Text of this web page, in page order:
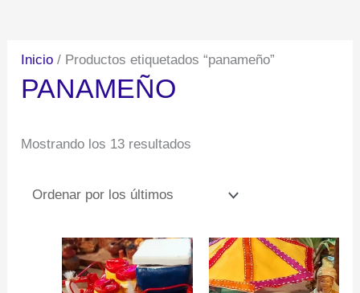
Inicio / Productos etiquetados “panameño”
PANAMEÑO
Mostrando los 13 resultados
últimos